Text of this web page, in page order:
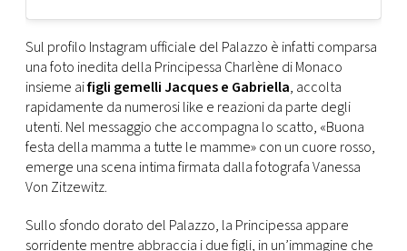
Sul profilo Instagram ufficiale del Palazzo è infatti comparsa
una foto inedita della Principessa Charlène di Monaco
insieme aifigli gemelli Jacques e Gabriella, accolta
rapidamente da numerosi like e reazioni da parte degli
utenti. Nel messaggio che accompagna lo scatto, «Buona
festa della mamma a tutte le mamme» con un cuore rosso,
emerge una scena intima firmata dalla fotografa Vanessa
Von Zitzewitz.
Sullo sfondo dorato del Palazzo, la Principessa appare
sorridente mentre abbraccia i due figli, in un’immagine che